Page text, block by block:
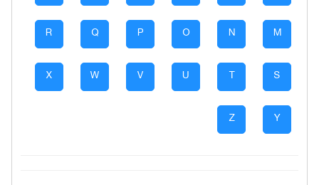
M
N
O
P
Q
R
S
T
U
V
W
X
Y
Z